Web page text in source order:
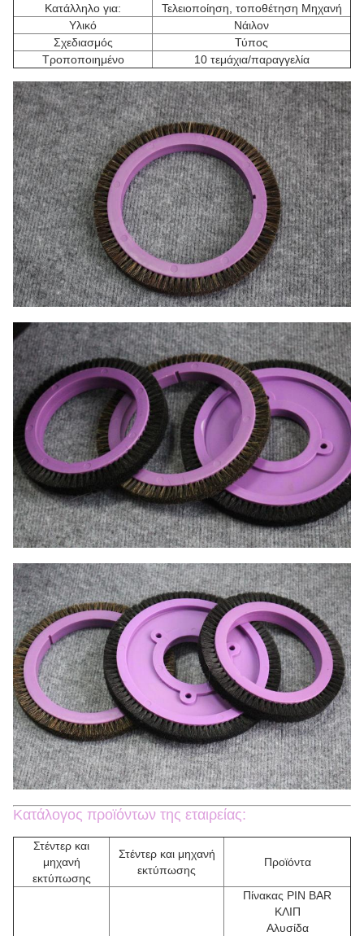
Κατάλληλο για:
Τελειοποίηση, τοποθέτηση Μηχανή
Υλικό
Νάιλον
Σχεδιασμός
Τύπος
Τροποποιημένο
10 τεμάχια/παραγγελία
Κατάλογος προϊόντων της εταιρείας:
Στέντερ και
μηχανή
εκτύπωσης
Στέντερ και μηχανή
εκτύπωσης
Προϊόντα
Πίνακας PIN BAR
ΚΛΙΠ
Αλυσίδα